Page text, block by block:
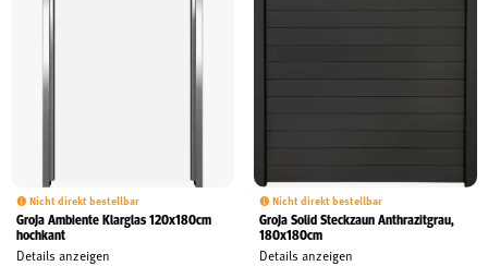
Nicht direkt bestellbar
GroJa Ambiente Klarglas 120x180cm
hochkant
Details anzeigen
Nicht direkt bestellbar
GroJa Solid Steckzaun Anthrazitgrau,
180x180cm
Details anzeigen